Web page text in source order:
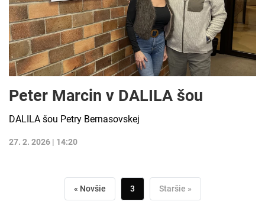
Peter Marcin v DALILA šou
DALILA šou Petry Bernasovskej
27. 2. 2026 | 14:20
« Novšie 3 Staršie »